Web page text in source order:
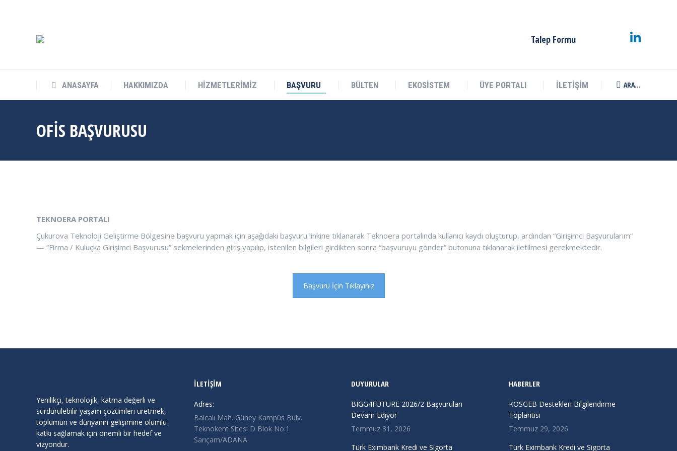
Talep Formu
ANASAYFA HAKKIMIZDA HİZMETLERİMİZ BAŞVURU BÜLTEN EKOSİSTEM ÜYE PORTALI İLETİŞİM Search:
ARA...
OFİS BAŞVURUSU
TEKNOERA PORTALI
Çukurova Teknoloji Geliştirme Bölgesine başvuru yapmak için aşağıdaki başvuru linkine tıklanarak Teknoera portalında kullanıcı kaydı oluşturup, ardından “Girişimci Başvurularım”
— “Firma / Kuluçka Girişimci Başvurusu” sekmelerinden giriş yapılıp, istenilen bilgileri girdikten sonra “başvuruyu gönder” butonuna tıklanarak iletilmesi gerekmektedir.
Başvuru İçin Tıklayınız
Yenilikçi, teknolojik, katma değerli ve
sürdürülebilir yaşam çözümleri üretmek,
toplumun ve dünyanın gelişimine olumlu
katkı sağlamak için önemli bir hedef ve
vizyondur.
İLETİŞİM
Adres:
Balcalı Mah. Güney Kampüs Bulv.
Teknokent Sitesi D Blok No:1
Sarıçam/ADANA
DUYURULAR
BIGG4FUTURE 2026/2 Başvuruları
Devam Ediyor
Temmuz 31, 2026
Türk Eximbank Kredi ve Sigorta
HABERLER
KOSGEB Destekleri Bilgilendirme
Toplantısı
Temmuz 29, 2026
Türk Eximbank Kredi ve Sigorta